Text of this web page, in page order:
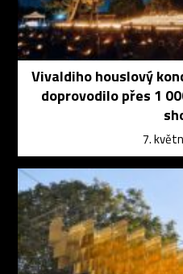
Vivaldiho houslový
doprovodilo přes 1
7.